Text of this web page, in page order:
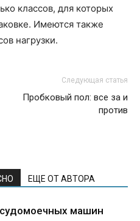
классов, для которых
Имеются также
нагрузки.
Следующая статья
Пробковый пол: все за и
против
ЕЩЕ ОТ АВТОРА
машин